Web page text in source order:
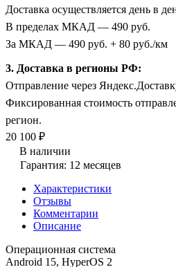
Доставка осуществляется день в
В пределах МКАД — 490 руб.
За МКАД — 490 руб. + 80 руб./км
3. Доставка в регионы РФ:
Отправление через
Фиксированная стоимость
регион.
20 100 ₽
В наличии
Гарантия: 12 месяцев
Характеристики
Отзывы
Комментарии
Описание
Операционная система
Android 15, HyperOS 2